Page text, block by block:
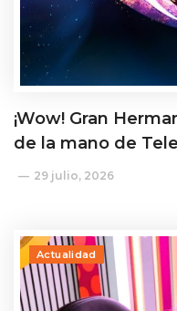
¡Wow! Gran
de la mano de
29 julio, 2026
Actualidad